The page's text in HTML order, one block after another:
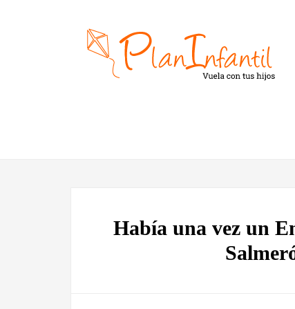
Había una vez un